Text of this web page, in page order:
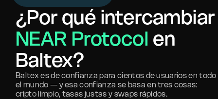
¿Por qué intercambiar
NEAR Protocol en
Baltex?
Baltex es de confianza para cientos de usuarios en todo
el mundo — y esa confianza se basa en tres cosas:
cripto limpio, tasas justas y swaps rápidos.